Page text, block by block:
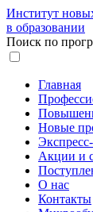
Институт
в образовании
Поиск по
Главная
Новые
Акции и
О нас
Контакты